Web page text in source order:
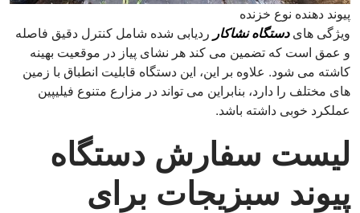
پیوند دهنده نوع خزنده
ویژگی هایدستگاه نشاکار ردیابی شده شامل کنترل دقیق فاصله
و عمق است که تضمین می کند هر نشای پیاز در موقعیت بهینه
کاشته می شود. علاوه بر این، این دستگاه قابلیت انطباق با زمین
های مختلف را دارد، بنابراین می تواند در مزارع متنوع فیلیپین
عملکرد خوبی داشته باشد.
لیست سفارش دستگاه
پیوند سبزیجات برای